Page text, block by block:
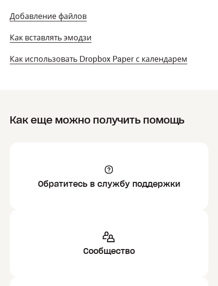
Добавление файлов
Как вставлять эмодзи
Как использовать Dropbox Paper с календарем
Как еще можно получить помощь
Обратитесь в службу поддержки
Сообщество